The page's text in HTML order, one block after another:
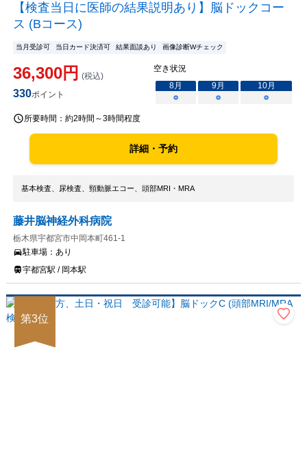
【検査当日に医師の結果説明あり】脳ドックコー
ス (Bコース)
当月受診可 当日カード決済可 結果面談あり 画像診断Wチェック
36,300円 (税込)
330ポイント
空き状況
8月 9月 10月
○
○ ○
所要時間： 約2時間～3時間程度
詳細・予約
基本検査、尿検査、頸動脈エコー、頭部MRI・MRA
藤井脳神経外科病院
栃木県宇都宮市中岡本町461-1
駐車場： あり
宇都宮駅 / 岡本駅
第3位